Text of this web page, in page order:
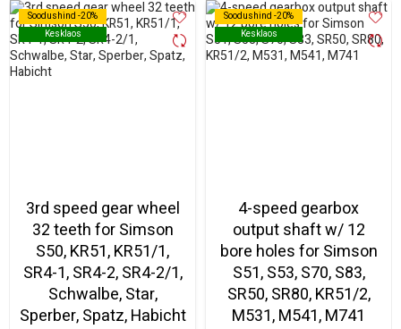
Soodushind -20%
Kesklaos
Soodushind -20%
Kesklaos
3rd speed gear wheel
32 teeth for Simson
S50, KR51, KR51/1,
SR4-1, SR4-2, SR4-2/1,
Schwalbe, Star,
Sperber, Spatz, Habicht
Soodushind -20%
Kesklaos
Soodushind -20%
Kesklaos
4-speed gearbox
output shaft w/ 12
bore holes for Simson
S51, S53, S70, S83,
SR50, SR80, KR51/2,
M531, M541, M741